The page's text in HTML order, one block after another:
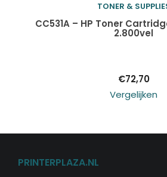
Toevoegen aan
TONER &
CC531A – HP Toner
2.800vel
€72,70
Vergelijken
PRINTERPLAZA.NL